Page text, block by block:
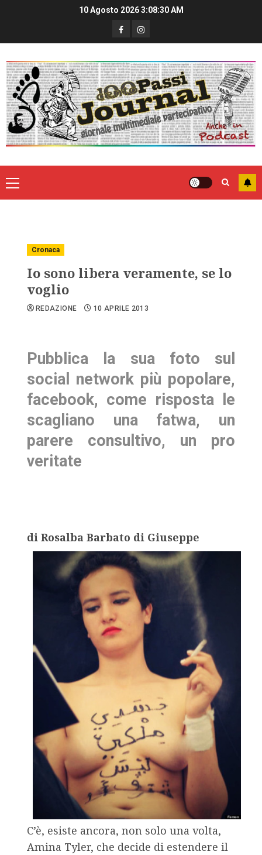
10 Agosto 20263:08:31 AM
Cronaca
Io sono libera veramente, se lo
voglio
REDAZIONE 10 APRILE 2013
Pubblica la sua foto sul
social network più popolare,
facebook, come risposta le
scagliano una fatwa, un
parere consultivo, un pro
veritate
di Rosalba Barbato di Giuseppe
C’è, esiste ancora, non solo una volta,
Amina Tyler, che decide di estendere il